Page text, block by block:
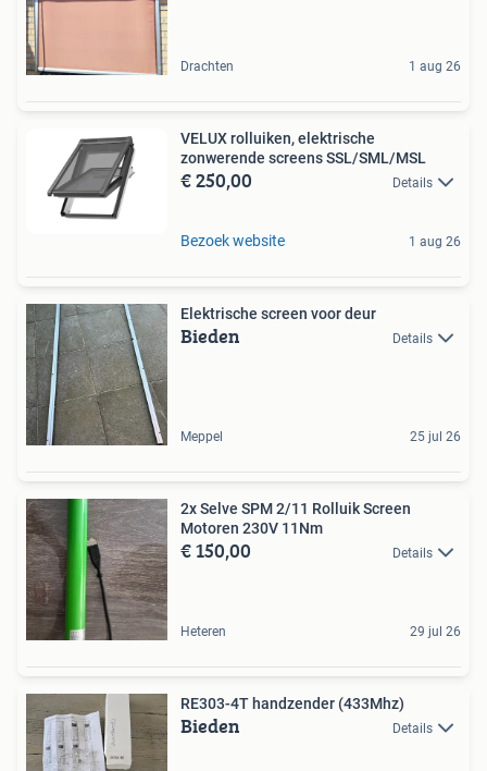
Drachten 1 aug 26
VELUX rolluiken, elektrische
zonwerende screens SSL/SML/MSL
€ 250,00 Details
Bezoek website 1 aug 26
Elektrische screen voor deur
Bieden Details
Meppel 25 jul 26
2x Selve SPM 2/11 Rolluik Screen
Motoren 230V 11Nm
€ 150,00 Details
Heteren 29 jul 26
RE303-4T handzender (433Mhz)
Bieden Details